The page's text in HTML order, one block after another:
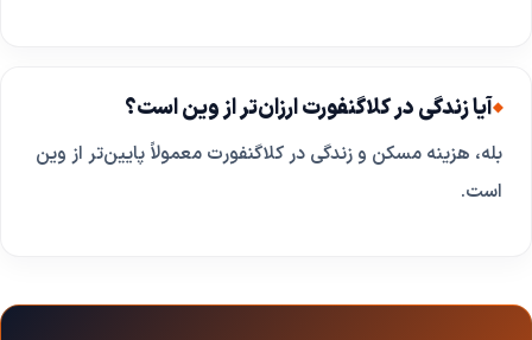
آیا زندگی در کلاگنفورت ارزان‌تر از وین است؟
بله، هزینه مسکن و زندگی در کلاگنفورت معمولاً پایین‌تر از وین
است.